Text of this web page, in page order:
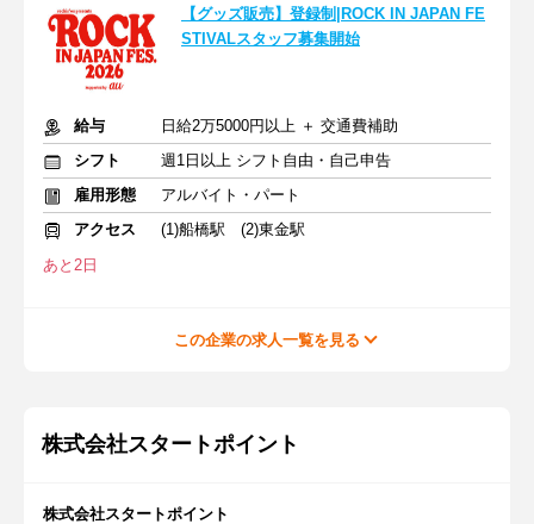
【グッズ販売】登録制|ROCK IN JAPAN FE
STIVALスタッフ募集開始
給与
日給2万5000円以上 ＋ 交通費補助
シフト
週1日以上 シフト自由・自己申告
雇用形態
アルバイト・パート
アクセス
(1)船橋駅 (2)東金駅
あと2日
この企業の求人一覧を見る
株式会社スタートポイント
株式会社スタートポイント